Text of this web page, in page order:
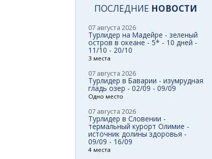
ПОСЛЕДНИЕ НОВОСТИ
07 августа 2026
Турлидер на Мадейре - зеленый
остров в океане - 5* - 10 дней -
11/10 - 20/10
3 места
07 августа 2026
Турлидер в Баварии - изумрудная
гладь озер - 02/09 - 09/09
Одно место
07 августа 2026
Турлидер в Словении -
термальный курорт Олимие -
источник долины здоровья -
09/09 - 16/09
4 места